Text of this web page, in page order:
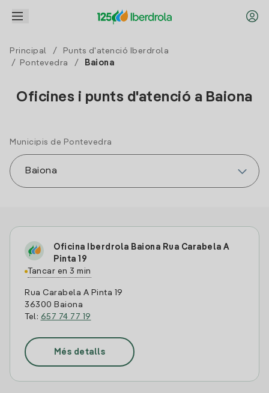
Principal /
Punts d'atenció Iberdrola
/
Pontevedra / Baiona
Oficines i punts d'atenció a Baiona
Municipis de Pontevedra
Oficina Iberdrola Baiona Rua Carabela A
Pinta 19
Tancar en 3 min
Rua Carabela A Pinta 19
36300 Baiona
Tel: 657 74 77 19
Més detalls